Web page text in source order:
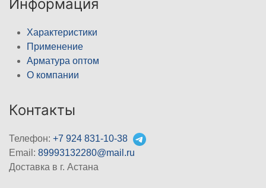
Информация
Характеристики
Применение
Арматура оптом
О компании
Контакты
Телефон: +7 924 831-10-38
Email: 89993132280@mail.ru
Доставка в г. Астана